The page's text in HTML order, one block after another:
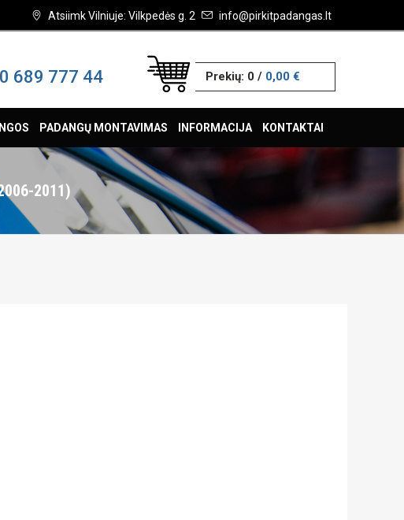
Atsiimk Vilniuje: Vilkpedės g. 2 info@pirkitpadangas.lt
689 777 44 Prekių: 0/ 0,00 €
PADANGŲ MONTAVIMAS INFORMACIJA KONTAKTAI
2011)